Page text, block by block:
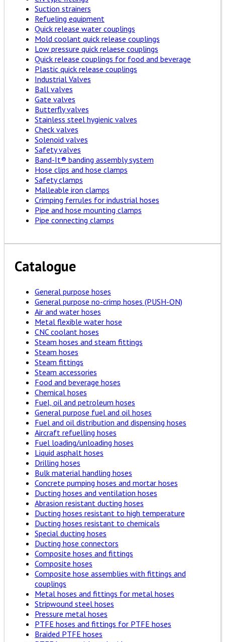
Suction strainers
Refueling equipment
Quick release water couplings
Mold coolant quick release couplings
Low pressure quick relaese couplings
Quick release couplings for food and beverage
Plastic quick release couplings
Industrial Valves
Ball valves
Gate valves
Butterfly valves
Stainless steel hygienic valves
Check valves
Solenoid valves
Safety valves
Band-It® banding assembly system
Hose clips and hose clamps
Safety clamps
Malleable iron clamps
Crimping ferrules for industrial hoses
Pipe and hose mounting clamps
Pipe connecting clamps
Catalogue
General purpose hoses
General purpose no-crimp hoses (PUSH-ON)
Air and water hoses
Metal flexible water hose
CNC coolant hoses
Steam hoses and steam fittings
Steam hoses
Steam fittings
Steam accessories
Food and beverage hoses
Chemical hoses
Fuel, oil and petroleum hoses
General purpose fuel and oil hoses
Fuel and oil distribution and dispensing hoses
Aircraft refuelling hoses
Fuel loading/unloading hoses
Liquid asphalt hoses
Drilling hoses
Bulk material handling hoses
Concrete pumping hoses and mortar hoses
Ducting hoses and ventilation hoses
Abrasion resistant ducting hoses
Ducting hoses resistant to high temperature
Ducting hoses resistant to chemicals
Special ducting hoses
Ducting hose connectors
Composite hoses and fittings
Composite hoses
Composite hose assemblies with fittings and
couplings
Metal hoses and fittings for metal hoses
Stripwound steel hoses
Pressure metal hoses
PTFE hoses and fittings for PTFE hoses
Braided PTFE hoses